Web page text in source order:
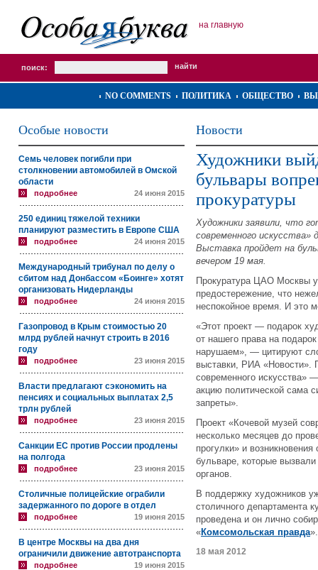
на главную
поиск:
NO COMMENTS ПОЛИТИКА ОБЩЕСТВО
Особые новости
Семь человек погибли при
столкновении автомобилей в Омской
области
подробнее 24 июня 2015
250 единиц тяжелой техники
планируют разместить в Европе США
подробнее 24 июня 2015
Международный трибунал по делу о
сбитом над Донбассом «Боинге» хотят
организовать Нидерланды
подробнее 24 июня 2015
Газопровод в Крым стоимостью 20
млрд рублей начнут строить в 2016
году
подробнее 23 июня 2015
Власти предлагают сэкономить на
пенсиях и социальных выплатах 2,5
трлн рублей
подробнее 23 июня 2015
Санкции ЕС против России продлены
на полгода
подробнее 23 июня 2015
Столичные полицейские ограбили
задержанного по дороге в отдел
подробнее 19 июня 2015
В центре Москвы на два дня
ограничили движение автотранспорта
подробнее 19 июня 2015
Новости
Художники
бульвары
прокуратуры
Художники заявили, что
современного
Выставка пройдет на
вечером 19 мая.
Прокуратура ЦАО Москвы
предостережение, что
неспокойное время. И это
«Этот проект — подарок
от нашего права на
нарушаем», — цитируют
выставки, РИА «Новости».
современного искусства»
акцию политической сама
запреты».
Проект «Кочевой музей
несколько месяцев до
прогулки» и
бульваре, которые
органов.
В поддержку художников
столичного департамента
проведена и он лично
«Комсомольская правда».
18 мая 2012